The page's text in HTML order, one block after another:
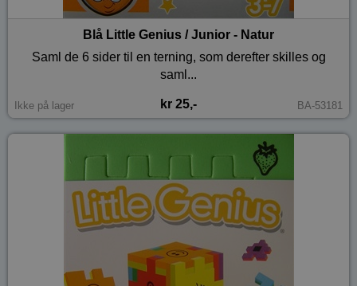
Blå Little Genius / Junior - Natur
Saml de 6 sider til en terning, som derefter skilles og
saml...
Ikke på lager kr 25,- BA-53181